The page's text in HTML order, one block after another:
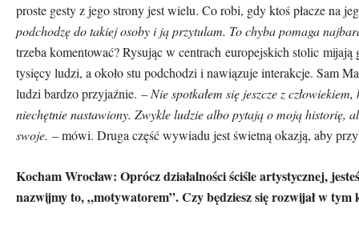
proste gesty z jego strony jest wielu. Co robi, gdy ktoś płacze na
podchodzę do takiej osoby i ją przytulam. To chyba pomaga
trzeba komentować? Rysując w centrach europejskich stolic mijają
tysięcy ludzi, a około stu podchodzi i nawiązuje interakcje. Sam
ludzi bardzo przyjaźnie. – Nie spotkałem się jeszcze z człowiekiem,
niechętnie nastawiony. Zwykle ludzie albo pytają o moją historię,
swoje. – mówi. Druga część wywiadu jest świetną okazją, aby
Kocham Wrocław: Oprócz działalności ściśle artystycznej,
nazwijmy to, „motywatorem”. Czy będziesz się rozwijał w